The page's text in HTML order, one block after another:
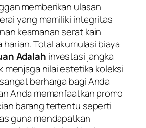
memberikan ulasan
yang memiliki integritas
keamanan serat kain
Total akumulasi biaya
Adalah investasi jangka
menjaga nilai estetika koleksi
berharga bagi Anda
Anda memanfaatkan promo
barang tertentu seperti
guna mendapatkan